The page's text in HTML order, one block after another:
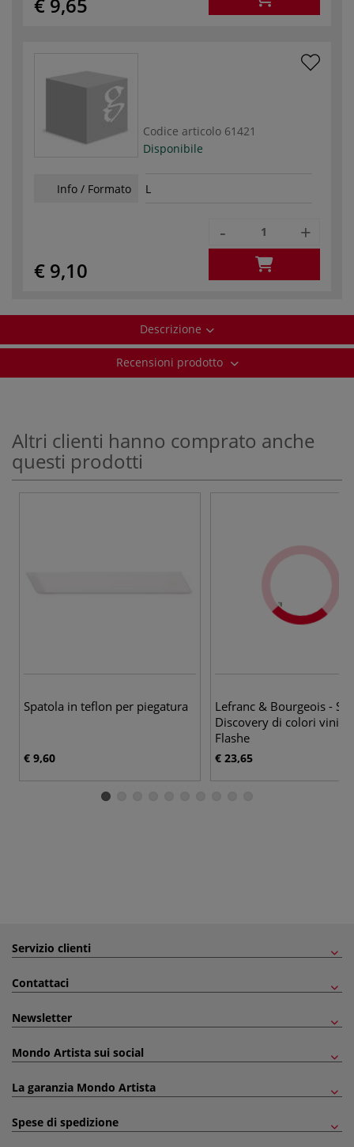
Codice articolo 61421
Disponibile
Info / Formato L
€ 9,10
- +
Descrizione
Recensioni prodotto
Altri clienti hanno comprato anche
questi prodotti
Spatola in teflon per piegatura
€ 9,60
Lefranc & Bourgeois - Set
Discovery di colori vinilici
Flashe
€ 23,65
Servizio clienti
Contattaci
Newsletter
Mondo Artista sui social
La garanzia Mondo Artista
Spese di spedizione